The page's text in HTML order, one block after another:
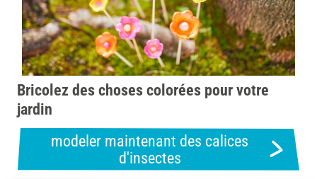
Bricolez des choses colorées pour votre
jardin
modeler maintenant des calices
d'insectes